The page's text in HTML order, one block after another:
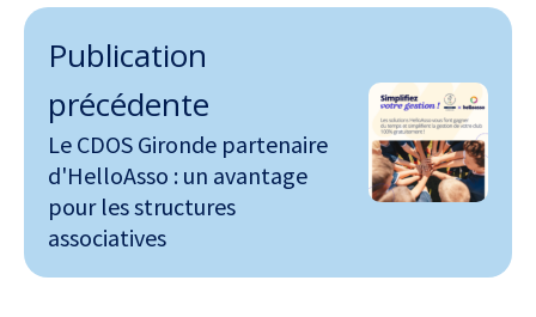
Publication
précédente
Le CDOS Gironde partenaire
d'HelloAsso : un avantage
pour les structures
associatives